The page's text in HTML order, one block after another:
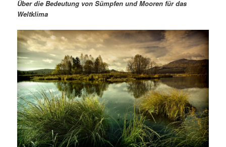
r
e
n
I
n
d
ä
r
e
n
n
a
g
a
t
i
o
n
Über die Bedeutung von Sümpfen und Mooren für das
Weltklima